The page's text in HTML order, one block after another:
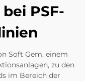
PSF-
Soft Gem, einem
zu den
im Bereich der